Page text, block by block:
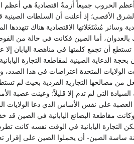
الحروب جميعاً أزمةٌ اقتصاديةُ هي أعظم
الأقصى؛ إذ أعلنت أن السلطات
بالعدوان، أما الصين فكانت في حالة من
أن تجمع كلمتها في مناهضة اليابان
بحجة الدعاية الصينية لمقاطعة التجارة
الولايات المتحدة اعتراضات في هذا الصدد،
مصالحها التجارية الفردية بحيث لم
التي لم تدم إلا قليلاً؛ وعينت عصبة
ساسة الصين- أن يحملوا الصين على إقرار